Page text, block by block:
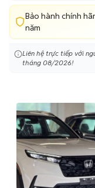
Bảo hành chính
năm
Liên hệ trực tiếp với
tháng 08/2026!